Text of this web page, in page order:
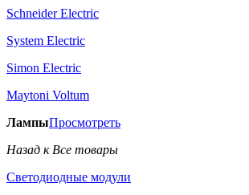
Schneider Electric
System Electric
Simon Electric
Maytoni Voltum
ЛампыПросмотреть
Назад к Все товары
Светодиодные модули